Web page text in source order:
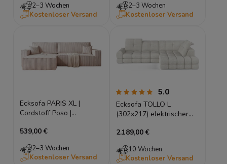
2–3 Wochen
Kostenloser Versand
2–3 Wochen
Kostenloser Versand
Ecksofa PARIS XL |
Cordstoff Poso |
539,00 €
2–3 Wochen
Kostenloser Versand
5.0
Ecksofa TOLLO L
(302x217) elektrischer
Bettkasten
2.189,00 €
10 Wochen
Kostenloser Versand